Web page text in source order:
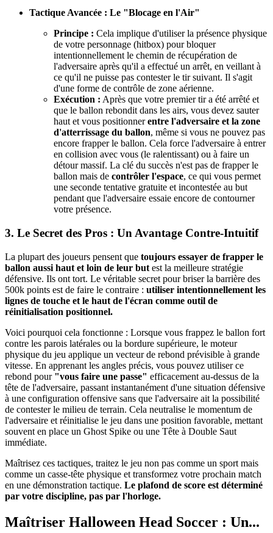
Tactique Avancée : Le "Blocage en l'Air"
Principe : Cela implique d'utiliser la présence physique
de votre personnage (hitbox) pour bloquer
intentionnellement le chemin de récupération de
l'adversaire après qu'il a effectué un arrêt, en veillant à
ce qu'il ne puisse pas contester le tir suivant. Il s'agit
d'une forme de contrôle de zone aérienne.
Exécution : Après que votre premier tir a été arrêté et
que le ballon rebondit dans les airs, vous devez sauter
haut et vous positionnerentre l'adversaire et la zone
d'atterrissage du ballon, même si vous ne pouvez pas
encore frapper le ballon. Cela force l'adversaire à entrer
en collision avec vous (le ralentissant) ou à faire un
détour massif. La clé du succès n'est pas de frapper le
ballon mais de contrôler l'espace, ce qui vous permet
une seconde tentative gratuite et incontestée au but
pendant que l'adversaire essaie encore de contourner
votre présence.
3. Le Secret des Pros : Un Avantage Contre-Intuitif
La plupart des joueurs pensent que toujours essayer de frapper le
ballon aussi haut et loin de leur but est la meilleure stratégie
défensive. Ils ont tort. Le véritable secret pour briser la barrière des
500k points est de faire le contraire : utiliser intentionnellement les
lignes de touche et le haut de l'écran comme outil de
réinitialisation positionnel.
Voici pourquoi cela fonctionne : Lorsque vous frappez le ballon fort
contre les parois latérales ou la bordure supérieure, le moteur
physique du jeu applique un vecteur de rebond prévisible à grande
vitesse. En apprenant les angles précis, vous pouvez utiliser ce
rebond pour "vous faire une passe" efficacement au-dessus de la
tête de l'adversaire, passant instantanément d'une situation défensive
à une configuration offensive sans que l'adversaire ait la possibilité
de contester le milieu de terrain. Cela neutralise le momentum de
l'adversaire et réinitialise le jeu dans une position favorable, mettant
souvent en place un Ghost Spike ou une Tête à Double Saut
immédiate.
Maîtrisez ces tactiques, traitez le jeu non pas comme un sport mais
comme un casse-tête physique et transformez votre prochain match
en une démonstration tactique. Le plafond de score est déterminé
par votre discipline, pas par l'horloge.
Maîtriser Halloween Head Soccer : Un...